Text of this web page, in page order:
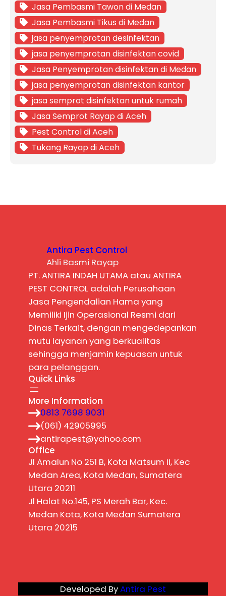
Jasa Pembasmi Tawon di Medan
Jasa Pembasmi Tikus di Medan
jasa penyemprotan desinfektan
jasa penyemprotan disinfektan covid
Jasa Penyemprotan disinfektan di Medan
jasa penyemprotan disinfektan kantor
jasa semprot disinfektan untuk rumah
Jasa Semprot Rayap di Aceh
Pest Control di Aceh
Tukang Rayap di Aceh
Antira Pest Control
Ahli Basmi Rayap
PT. ANTIRA INDAH UTAMA atau ANTIRA
PEST CONTROL adalah Perusahaan
Jasa Pengendalian Hama yang
Memiliki Ijin Operasional Resmi dari
Dinas Terkait, dengan mengedepankan
mutu layanan yang berkualitas
sehingga menjamin kepuasan untuk
para pelanggan.
Quick Links
More Information
0813 7698 9031
(061) 42905995
antirapest@yahoo.com
Office
Jl Amalun No 251 B, Kota Matsum II, Kec
Medan Area, Kota Medan, Sumatera
Utara 20211
Jl Halat No.145, PS Merah Bar, Kec.
Medan Kota, Kota Medan Sumatera
Utara 20215
Developed ByAntira Pest